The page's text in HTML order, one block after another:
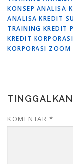
KONSEP ANALISA
ANALISA KREDIT
TRAINING KREDIT
KREDIT
KORPORASI ZOOM
KOMENTAR *